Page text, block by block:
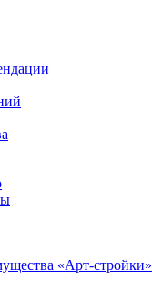
«Арт-стройки»